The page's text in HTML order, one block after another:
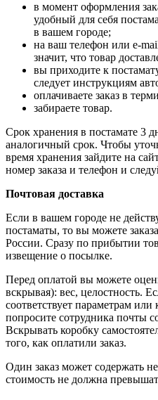
в момент оформления
удобный для себя
в вашем городе;
на ваш телефон или e-
значит, что товар
вы приходите к
следует инструкциям
оплачиваете заказ в
забираете товар.
Срок хранения в постамате 3
аналогичный срок. Чтобы
время хранения зайдите на
номер заказа и телефон и
Почтовая доставка
Если в вашем городе не
постаматы, то вы можете
России. Сразу по прибытии
извещение о посылке.
Перед оплатой вы можете
вскрывая): вес, целостность.
соответствует параметрам
попросите сотрудника почты
Вскрывать коробку
того, как оплатили заказ.
Один заказ может содержать
стоимость не должна